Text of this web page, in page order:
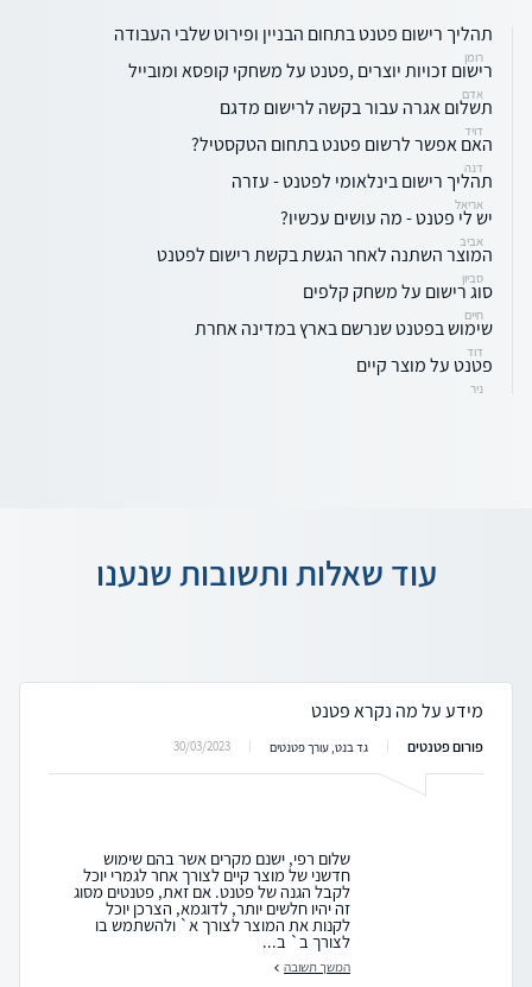
תהליך רישום פטנט בתחום הבניין ופירוט שלבי העבודה
רומן
רישום זכויות יוצרים ,פטנט על משחקי קופסא ומובייל
אדם
תשלום אגרה עבור בקשה לרישום מדגם
דויד
האם אפשר לרשום פטנט בתחום הטקסטיל?
דנה
תהליך רישום בינלאומי לפטנט - עזרה
אריאל
יש לי פטנט - מה עושים עכשיו?
אביב
המוצר השתנה לאחר הגשת בקשת רישום לפטנט
סביון
סוג רישום על משחק קלפים
חיים
שימוש בפטנט שנרשם בארץ במדינה אחרת
דוד
פטנט על מוצר קיים
ניר
עוד שאלות ותשובות שנענו
מידע על מה נקרא פטנט
פורום פטנטים גד בנט, עורך פטנטים 30/03/2023
שלום רפי, ישנם מקרים אשר בהם שימוש
חדשני של מוצר קיים לצורך אחר לגמרי יוכל
לקבל הגנה של פטנט. אם זאת, פטנטים מסוג
זה יהיו חלשים יותר, לדוגמא, הצרכן יוכל
לקנות את המוצר לצורך א` ולהשתמש בו
לצורך ב` ב...
המשך תשובה